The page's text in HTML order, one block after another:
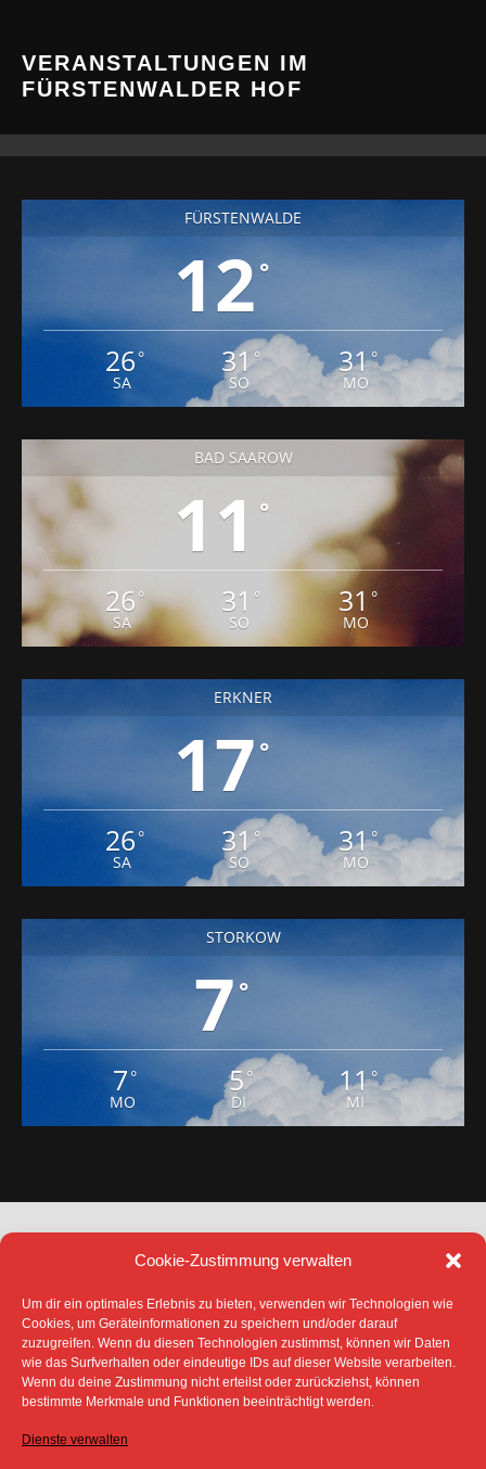
Cookie-Zustimmung verwalten
Um dir ein optimales Erlebnis zu bieten, verwenden wir Technologien wie
Cookies, um Geräteinformationen zu speichern und/oder darauf
zuzugreifen. Wenn du diesen Technologien zustimmst, können wir Daten
wie das Surfverhalten oder eindeutige IDs auf dieser Website verarbeiten.
Wenn du deine Zustimmung nicht erteilst oder zurückziehst, können
bestimmte Merkmale und Funktionen beeinträchtigt werden.
Dienste verwalten
VERANSTALTUNGEN IM
FÜRSTENWALDER HOF
FÜRSTENWALDE
12 °
26 °
SA
31°
SO
31°
MO
BAD SAAROW
11 °
26 °
SA
31 °
SO
31 °
MO
ERKNER
17 °
26 °
SA
31°
SO
31°
MO
STORKOW
7°
7 °
MO
5°
DI
11°
MI
DATENSCHUTZ
IMPRESSUM
COOKIE-RICHTLINIE (EU)
SÄMTLICHE TEXTE, BILDER UND ANDERE
SOFERN NICHT ANDERS GEKENNZEICHNET- DEM
COPYRIGHT DES SPREEBOTE ONLINE ODER WERDEN